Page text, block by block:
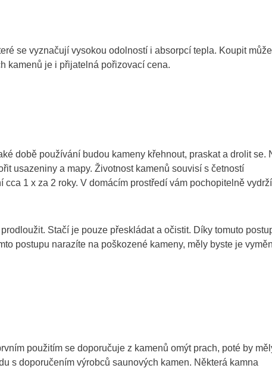
se vyznačují vysokou odolností i absorpcí tepla. Koupit
kamenů je i přijatelná pořizovací cena.
době používání budou kameny křehnout, praskat a drolit se.
usazeniny a mapy. Životnost kamenů souvisí s četností
1 x za 2 roky. V domácím prostředí vám pochopitelně vydrží
Stačí je pouze přeskládat a očistit. Díky tomuto
postupu narazíte na poškozené kameny, měly byste je
použitím se doporučuje z kamenů omýt prach, poté by
s doporučením výrobců saunových kamen. Některá kamna